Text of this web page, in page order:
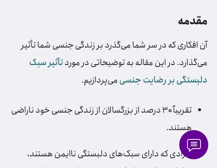
مقدمه
آن افکاری که در سر شما می‌گذرد بر زندگی جنسی شما تأثیر
می‌گذارد. در این مقاله به توضیحاتی در موردتأثیر سبک
دلبستگی بر رضایت جنسیمی‌پردازیم.
تقریباً ۳۰ درصد از بزرگسالان از زندگی جنسی خود ناراضی
هستند.
افرادی که دارای سبک‌های دلبستگی ناایمن هستند،